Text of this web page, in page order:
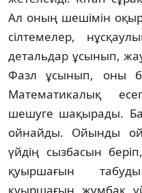
Ал оның шешімін
сілтемелер,
детальдар ұсынып,
Фазл ұсынып, оны
Математи­калық
шешуге шақырады.
ойнайды. Ойынды
үйдің сызбасын
қуыршағын
қуыршағын жұмбақ